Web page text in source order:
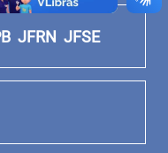
JFRN JFSE